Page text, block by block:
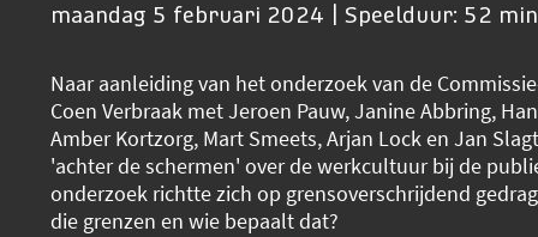
maandag 5 februari 2024 | Speelduur: 52
Naar aanleiding van het onderzoek van de
Coen Verbraak met Jeroen Pauw, Janine Abbring,
Amber Kortzorg, Mart Smeets, Arjan Lock en Jan
'achter de schermen' over de werkcultuur bij de
onderzoek richtte zich op grensoverschrijdend
die grenzen en wie bepaalt dat?